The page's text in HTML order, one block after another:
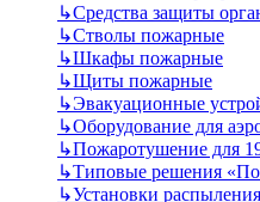
↳Средства защиты
↳Стволы пожарные
↳Шкафы пожарные
↳Щиты пожарные
↳Эвакуационные
↳Оборудование для
↳Пожаротушение для
↳Типовые решения
↳Установки распыления